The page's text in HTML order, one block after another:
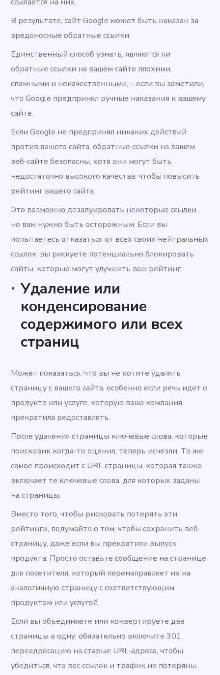
В результате, сайт Google может быть наказан за
вредоносные обратные ссылки.
Единственный способ узнать, являются ли
обратные ссылки на вашем сайте плохими,
спамными и некачественными, – если вы заметили,
что Google предпринял ручные наказания к вашему
сайте.
Если Google не предпринял никаких действий
против вашего сайта, обратные ссылки на вашем
веб-сайте безопасны, хотя они могут быть
недостаточно высокого качества, чтобы повысить
рейтинг вашего сайта.
Это возможно дезавуировать некоторые ссылки ,
но вам нужно быть осторожным. Если вы
попытаетесь отказаться от всех своих нейтральных
ссылок, вы рискуете потенциально блокировать
сайты, которые могут улучшить ваш рейтинг.
Удаление или
конденсирование
содержимого или всех
страниц
Может показаться, что вы не хотите удалять
страницу с вашего сайта, особенно если речь идет о
продукте или услуге, которую ваша компания
прекратила редоставлять.
После удаления страницы ключевые слова, которые
поисковик когда-то оценил, теперь исчезли. То же
самое происходит с URL страницы, которая также
включает те ключевые слова, для которых заданы
на страницы.
Вместо того, чтобы рисковать потерять эти
рейтинги, подумайте о том, чтобы сохранить веб-
страницу, даже если вы прекратили выпуск
продукта. Просто оставьте сообщение на странице
для посетителя, который перенаправляет их на
аналогичную страницу с соответствующим
продуктом или услугой.
Если вы объединяете или конвертируете две
страницы в одну, обязательно включите 301
переадресацию на старые URL-адреса, чтобы
убедиться, что вес ссылок и трафик не потеряны.